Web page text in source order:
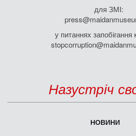
для ЗМІ:
у питаннях запобігання
Назустріч
НОВИНИ